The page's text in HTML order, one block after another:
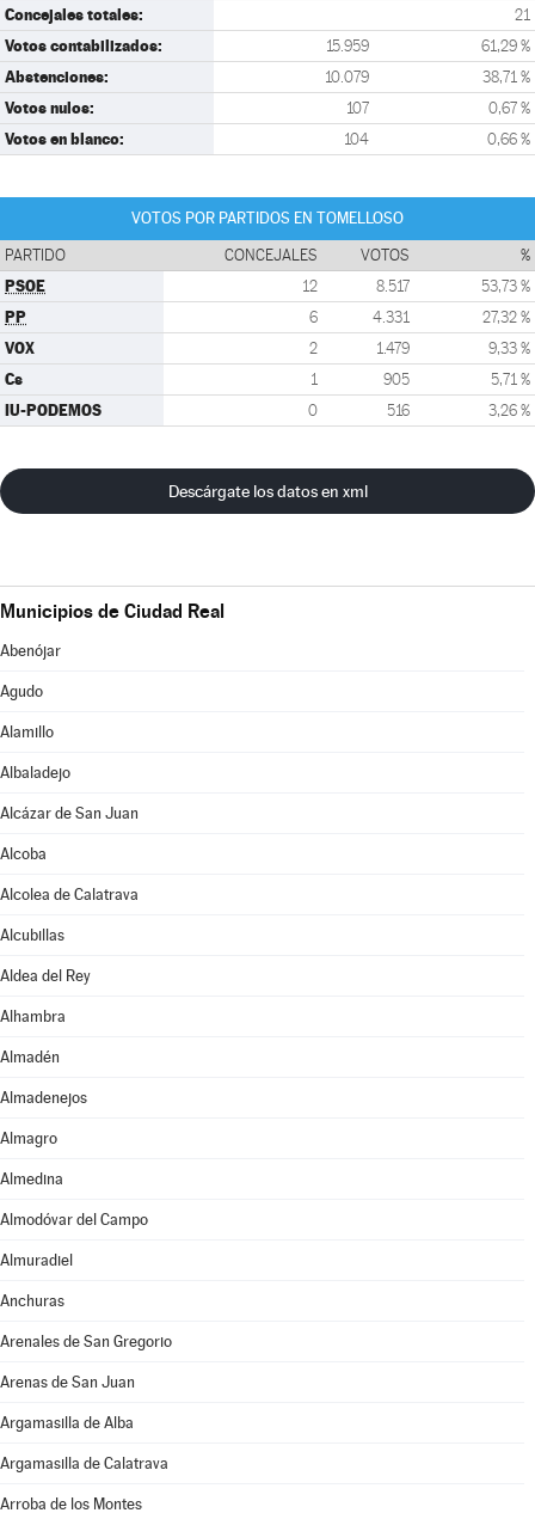
Concejales totales: 21
Votos contabilizados: 15.959 61,29 %
Abstenciones: 10.079 38,71 %
Votos nulos: 107 0,67 %
Votos en blanco: 104 0,66 %
VOTOS POR PARTIDOS EN TOMELLOSO
PARTIDO CONCEJALES VOTOS %
PSOE 12 8.517 53,73 %
PP 6 4.331 27,32 %
VOX 2 1.479 9,33 %
Cs 1 905 5,71 %
IU-PODEMOS 0 516 3,26 %
Descárgate los datos en xml
Municipios de Ciudad Real
Abenójar
Agudo
Alamillo
Albaladejo
Alcázar de San Juan
Alcoba
Alcolea de Calatrava
Alcubillas
Aldea del Rey
Alhambra
Almadén
Almadenejos
Almagro
Almedina
Almodóvar del Campo
Almuradiel
Anchuras
Arenales de San Gregorio
Arenas de San Juan
Argamasilla de Alba
Argamasilla de Calatrava
Arroba de los Montes